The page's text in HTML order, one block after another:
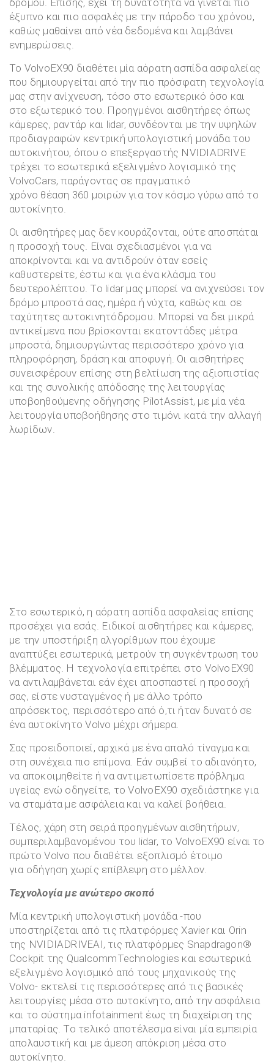
έξυπνο και πιο ασφαλές με την πάροδο του χρόνου,
καθώς μαθαίνει από νέα δεδομένα και λαμβάνει
ενημερώσεις.
Το VolvoEX90 διαθέτει μία αόρατη ασπίδα ασφαλείας
που δημιουργείται από την πιο πρόσφατη τεχνολογία
μας στην ανίχνευση, τόσο στο εσωτερικό όσο και
στο εξωτερικό του. Προηγμένοι αισθητήρες όπως
κάμερες, ραντάρ και lidar, συνδέονται με την υψηλών
προδιαγραφών κεντρική υπολογιστική μονάδα του
αυτοκινήτου, όπου ο επεξεργαστής NVIDIADRIVE
τρέχει το εσωτερικά εξελιγμένο λογισμικό της
VolvoCars, παράγοντας σε πραγματικό
χρόνο θέαση 360 μοιρών για τον κόσμο γύρω από το
αυτοκίνητο.
Οι αισθητήρες μας δεν κουράζονται, ούτε αποσπάται
η προσοχή τους. Είναι σχεδιασμένοι για να
αποκρίνονται και να αντιδρούν όταν εσείς
καθυστερείτε, έστω και για ένα κλάσμα του
δευτερολέπτου. Το lidar μας μπορεί να ανιχνεύσει τον
δρόμο μπροστά σας, ημέρα ή νύχτα, καθώς και σε
ταχύτητες αυτοκινητόδρομου. Μπορεί να δει μικρά
αντικείμενα που βρίσκονται εκατοντάδες μέτρα
μπροστά, δημιουργώντας περισσότερο χρόνο για
πληροφόρηση, δράση και αποφυγή. Οι αισθητήρες
συνεισφέρουν επίσης στη βελτίωση της αξιοπιστίας
και της συνολικής απόδοσης της λειτουργίας
υποβοηθούμενης οδήγησης PilotAssist, με μία νέα
λειτουργία υποβοήθησης στο τιμόνι κατά την αλλαγή
λωρίδων.
Στο εσωτερικό, η αόρατη ασπίδα ασφαλείας επίσης
προσέχει για εσάς. Ειδικοί αισθητήρες και κάμερες,
με την υποστήριξη αλγορίθμων που έχουμε
αναπτύξει εσωτερικά, μετρούν τη συγκέντρωση του
βλέμματος. Η τεχνολογία επιτρέπει στο VolvoEX90
να αντιλαμβάνεται εάν έχει αποσπαστεί η προσοχή
σας, είστε νυσταγμένος ή με άλλο τρόπο
απρόσεκτος, περισσότερο από ό,τι ήταν δυνατό σε
ένα αυτοκίνητο Volvo μέχρι σήμερα.
Σας προειδοποιεί, αρχικά με ένα απαλό τίναγμα και
στη συνέχεια πιο επίμονα. Εάν συμβεί το αδιανόητο,
να αποκοιμηθείτε ή να αντιμετωπίσετε πρόβλημα
υγείας ενώ οδηγείτε, το VolvoEX90 σχεδιάστηκε για
να σταμάτα με ασφάλεια και να καλεί βοήθεια.
Τέλος, χάρη στη σειρά προηγμένων αισθητήρων,
συμπεριλαμβανομένου του lidar, το VolvoEX90 είναι το
πρώτο Volvo που διαθέτει εξοπλισμό έτοιμο
για οδήγηση χωρίς επίβλεψη στο μέλλον.
Τεχνολογία με ανώτερο σκοπό
Μία κεντρική υπολογιστική μονάδα -που
υποστηρίζεται από τις πλατφόρμες Xavier και Orin
της NVIDIADRIVEAI, τις πλατφόρμες Snapdragon®
Cockpit της QualcommTechnologies και εσωτερικά
εξελιγμένο λογισμικό από τους μηχανικούς της
Volvo- εκτελεί τις περισσότερες από τις βασικές
λειτουργίες μέσα στο αυτοκίνητο, από την ασφάλεια
και το σύστημα infotainment έως τη διαχείριση της
μπαταρίας. Το τελικό αποτέλεσμα είναι μία εμπειρία
απολαυστική και με άμεση απόκριση μέσα στο
αυτοκίνητο.